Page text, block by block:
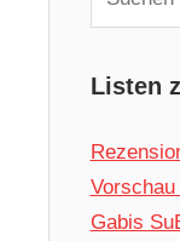
nach:
Listen
Gabis